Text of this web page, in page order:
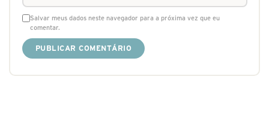
Salvar meus dados neste navegador para a próxima vez que eu
comentar.